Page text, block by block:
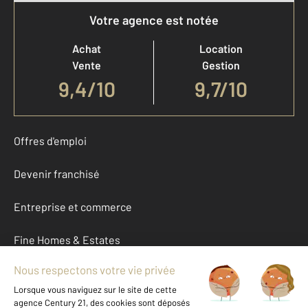
Votre agence est notée
Achat
Vente
9,4/10
Location
Gestion
9,7/10
Offres d'emploi
Devenir franchisé
Entreprise et commerce
Fine Homes & Estates
À propos